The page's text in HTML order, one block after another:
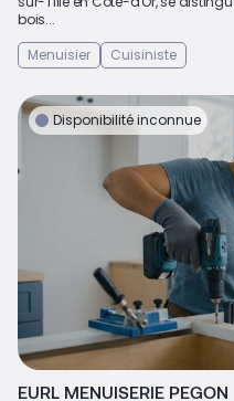
bois...
Menuisier
Cuisiniste
Disponibilité inconnue
EURL MENUISERIE PEGON